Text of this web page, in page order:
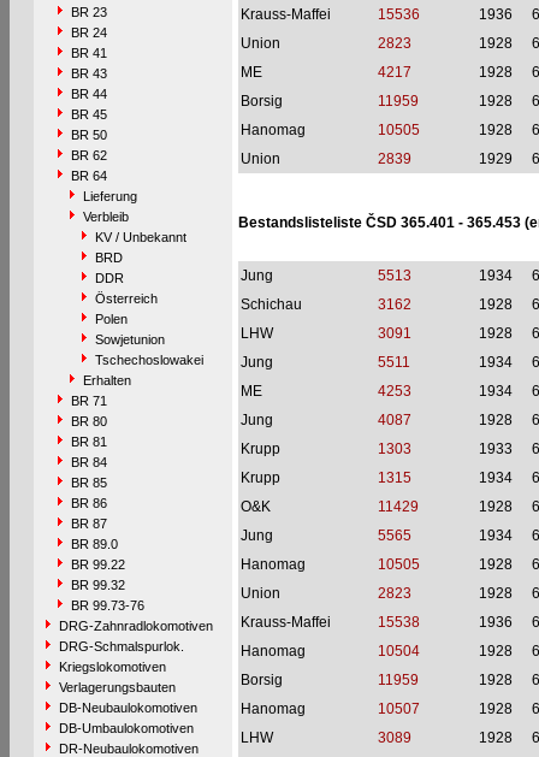
BR 23
BR 24
BR 41
BR 43
BR 44
BR 45
BR 50
BR 62
BR 64
Lieferung
Verbleib
KV / Unbekannt
BRD
DDR
Österreich
Polen
Sowjetunion
Tschechoslowakei
Erhalten
BR 71
BR 80
BR 81
BR 84
BR 85
BR 86
BR 87
BR 89.0
BR 99.22
BR 99.32
BR 99.73-76
DRG-Zahnradlokomotiven
DRG-Schmalspurlok.
Kriegslokomotiven
Verlagerungsbauten
DB-Neubaulokomotiven
DB-Umbaulokomotiven
DR-Neubaulokomotiven
Krauss-Maffei
15536 1936
Union
2823 1928
ME
4217 1928
Borsig
11959 1928
Hanomag
10505 1928
Union
2839 1929
Bestandslisteliste ČSD 365.401 - 365.453
Jung 5513 1934
Schichau
3162 1928
LHW
3091 1928
Jung
5511 1934
ME
4253 1934
Jung
4087 1928
Krupp
1303 1933
Krupp
1315 1934
O&K
11429 1928
Jung
5565 1934
Hanomag
10505 1928
Union
2823 1928
Krauss-Maffei
15538 1936
Hanomag
10504 1928
Borsig
11959 1928
Hanomag
10507 1928
LHW
3089 1928